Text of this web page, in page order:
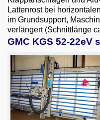
Lattenrost bei
im Grundsupport,
verlängert (Schnittlänge
GMC KGS 52-22eV